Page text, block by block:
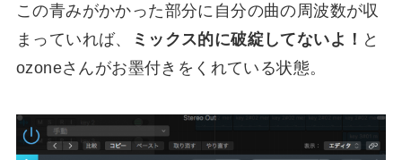
この青みがかかった部分に自分の曲の周波数が収
まっていれば、
ミックス的に破綻してないよ！ と
ozoneさんがお墨付きをくれている状態。